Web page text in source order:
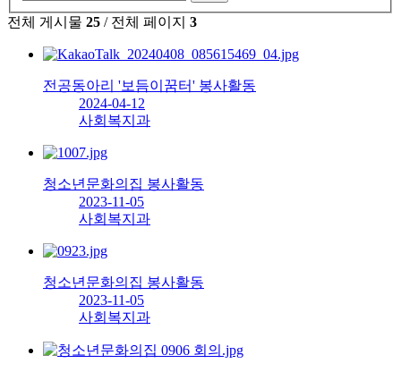
전체 게시물 25 / 전체 페이지 3
전공동아리 '보듬이꿈터' 봉사활동
2024-04-12
사회복지과
청소년문화의집 봉사활동
2023-11-05
사회복지과
청소년문화의집 봉사활동
2023-11-05
사회복지과